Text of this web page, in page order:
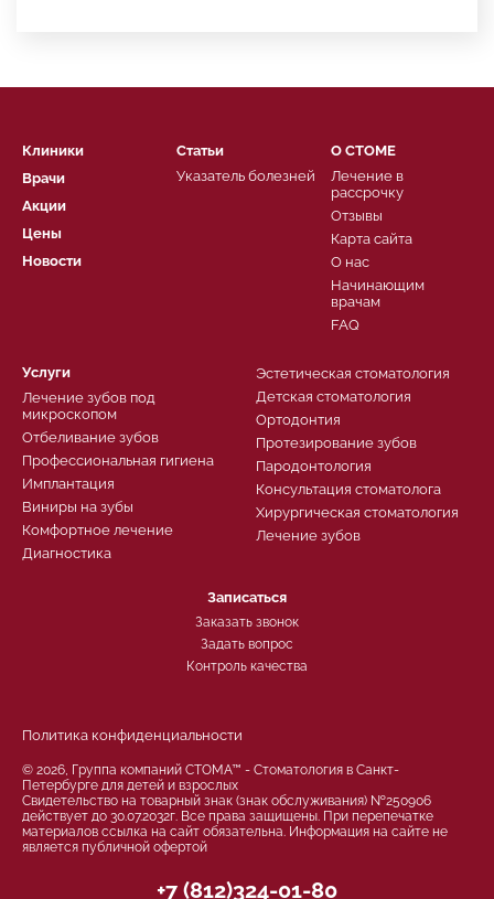
Клиники
Врачи
Акции
Цены
Новости
Услуги
Лечение зубов под
микроскопом
Отбеливание зубов
Профессиональная гигиена
Имплантация
Виниры на зубы
Комфортное лечение
Диагностика
Эстетическая стоматология
Детская стоматология
Ортодонтия
Протезирование зубов
Пародонтология
Консультация стоматолога
Хирургическая стоматология
Лечение зубов
О СТОМЕ
Лечение в
рассрочку
Отзывы
Карта сайта
О нас
Начинающим
врачам
FAQ
Статьи
Указатель болезней
Записаться
Заказать звонок
Задать вопрос
Контроль качества
Политика конфиденциальности
© 2026, Группа компаний СТОМА™ - Стоматология в Санкт-
Петербурге для детей и взрослых
Свидетельство на товарный знак (знак обслуживания) №250906
действует до 30.07.2032г. Все права защищены. При перепечатке
материалов ссылка на сайт обязательна. Информация на сайте не
является публичной офертой
+7 (812)324-01-80